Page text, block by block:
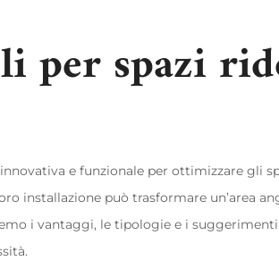
per spazi
e funzionale per ottimizzare gli
installazione può trasformare un’area
i vantaggi, le tipologie e i